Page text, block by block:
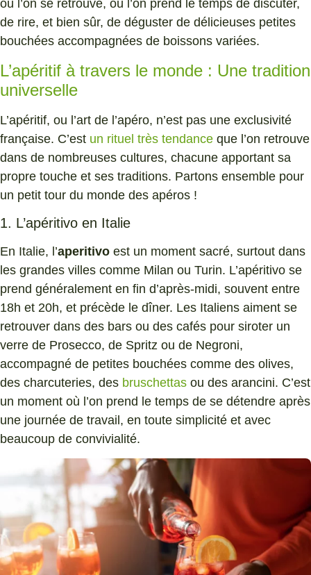
où l’on se retrouve, où l’on prend le temps de discuter,
de rire, et bien sûr, de déguster de délicieuses petites
bouchées accompagnées de boissons variées.
L’apéritif à travers le monde : Une tradition
universelle
L’apéritif, ou l’art de l’apéro, n’est pas une exclusivité
française. C’est un rituel très tendance que l’on retrouve
dans de nombreuses cultures, chacune apportant sa
propre touche et ses traditions. Partons ensemble pour
un petit tour du monde des apéros !
1. L’apéritivo en Italie
En Italie, l’aperitivo est un moment sacré, surtout dans
les grandes villes comme Milan ou Turin. L’apéritivo se
prend généralement en fin d’après-midi, souvent entre
18h et 20h, et précède le dîner. Les Italiens aiment se
retrouver dans des bars ou des cafés pour siroter un
verre de Prosecco, de Spritz ou de Negroni,
accompagné de petites bouchées comme des olives,
des charcuteries, des bruschettas ou des arancini. C’est
un moment où l’on prend le temps de se détendre après
une journée de travail, en toute simplicité et avec
beaucoup de convivialité.